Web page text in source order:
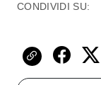
CONDIVIDI SU: